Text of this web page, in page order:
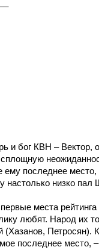
и бог КВН – Вектор,
сплощную
последнее место,
настолько низко пал
места
любят. Народ их
Петросян).
последнее место,